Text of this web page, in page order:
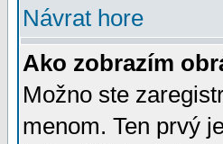
Návrat hore
Ako zobrazím
Možno ste
menom. Ten prvý